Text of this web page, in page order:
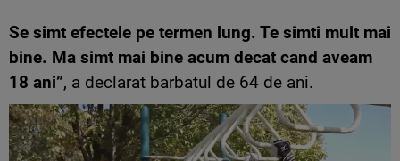
Se simt efectele pe termen lung. Te simti mult mai
bine. Ma simt mai bine acum decat cand aveam
18 ani”, a declarat barbatul de 64 de ani.